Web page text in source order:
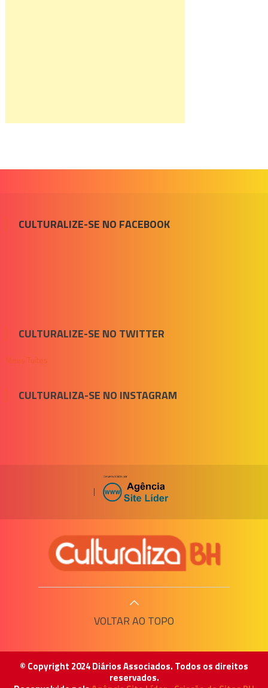
CULTURALIZE-SE NO FACEBOOK
CULTURALIZE-SE NO TWITTER
Meus Tuítes
CULTURALIZA-SE NO INSTAGRAM
|
VOLTAR AO TOPO
© Copyright 2024 Diários Associados. Todos os direitos
reservados.